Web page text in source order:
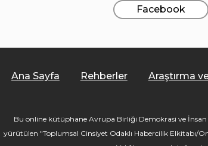
Facebook
Ana Sayfa Rehberler Araştırma
Bu online kütüphane Avrupa Birliği Demokrasi ve İnsan
yürütülen "Toplumsal Cinsiyet Odaklı Habercilik Elkitabı/